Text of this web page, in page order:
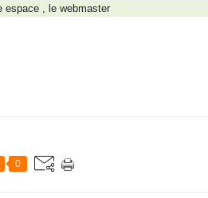
espace , le webmaster
0